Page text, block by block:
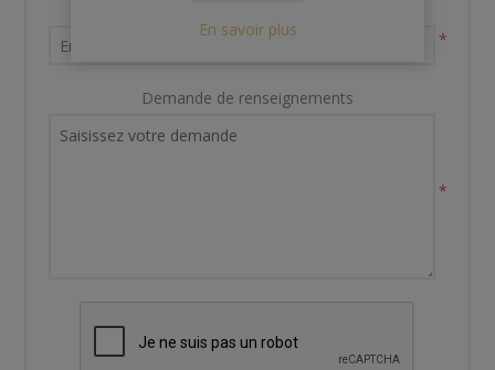
*
Demande de renseignements
*
En savoir plus